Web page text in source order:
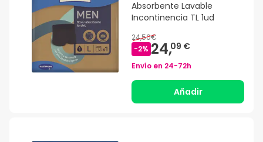
Absorbente Lavable
Incontinencia TL 1ud
24,50€
-2% 24,09 €
Envío en 24-72h
Añadir